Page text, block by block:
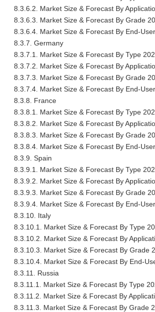
8.3.6.2. Market Size & Forecast By
8.3.6.3. Market Size & Forecast By Grade
8.3.6.4. Market Size & Forecast By End-
8.3.7. Germany
8.3.7.1. Market Size & Forecast By Type
8.3.7.2. Market Size & Forecast By
8.3.7.3. Market Size & Forecast By Grade
8.3.7.4. Market Size & Forecast By End-
8.3.8. France
8.3.8.1. Market Size & Forecast By Type
8.3.8.2. Market Size & Forecast By
8.3.8.3. Market Size & Forecast By Grade
8.3.8.4. Market Size & Forecast By End-
8.3.9. Spain
8.3.9.1. Market Size & Forecast By Type
8.3.9.2. Market Size & Forecast By
8.3.9.3. Market Size & Forecast By Grade
8.3.9.4. Market Size & Forecast By End-
8.3.10. Italy
8.3.10.1. Market Size & Forecast By Type
8.3.10.2. Market Size & Forecast By
8.3.10.3. Market Size & Forecast By Grade
8.3.10.4. Market Size & Forecast By End-
8.3.11. Russia
8.3.11.1. Market Size & Forecast By Type
8.3.11.2. Market Size & Forecast By
8.3.11.3. Market Size & Forecast By Grade